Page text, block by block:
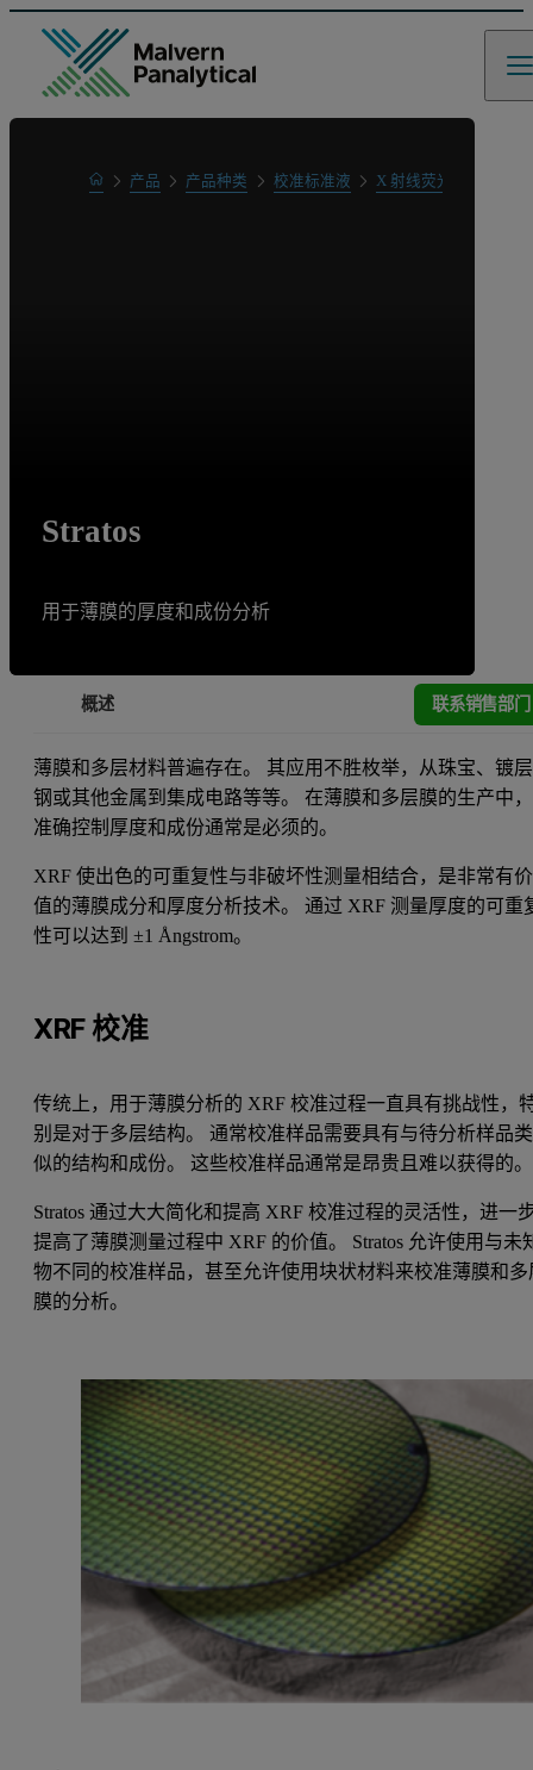
Home产品 产品种类 校准标准液 X 射线荧光元素分析
Stratos
用于薄膜的厚度和成份分析
概述 联系销售部门
薄膜和多层材料普遍存在。 其应用不胜枚举，从珠宝、镀层
钢或其他金属到集成电路等等。 在薄膜和多层膜的生产中，
准确控制厚度和成份通常是必须的。
XRF 使出色的可重复性与非破坏性测量相结合，是非常有价
值的薄膜成分和厚度分析技术。 通过 XRF 测量厚度的可重
性可以达到 ±1 Ångstrom。
XRF 校准
传统上，用于薄膜分析的 XRF 校准过程一直具有挑战性，
别是对于多层结构。 通常校准样品需要具有与待分析样品类
似的结构和成份。 这些校准样品通常是昂贵且难以获得的。
Stratos 通过大大简化和提高 XRF 校准过程的灵活性，进一
提高了薄膜测量过程中 XRF 的价值。 Stratos 允许使用与未
物不同的校准样品，甚至允许使用块状材料来校准薄膜和多
膜的分析。